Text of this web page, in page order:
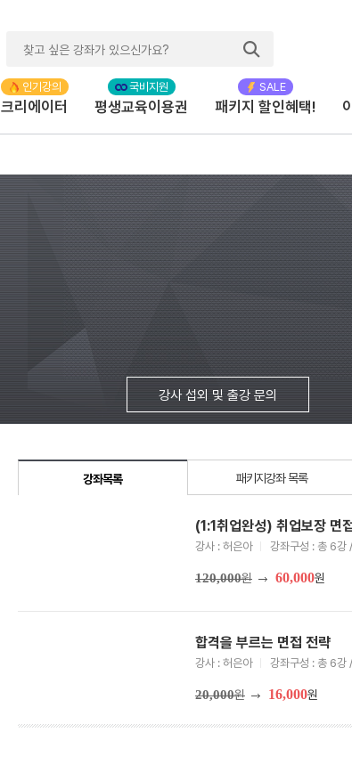
크리에이터 평생교육이용권 패키지 할인혜택!
강사 섭외 및 출강 문의
강좌목록 패키지강좌 목록
(1:1취업완성) 취업보장 면
강사 : 허은아 강좌구성 : 총 6강
120,000원 60,000원
합격을 부르는 면접 전략
강사 : 허은아 강좌구성 : 총 6강
20,000원 16,000원